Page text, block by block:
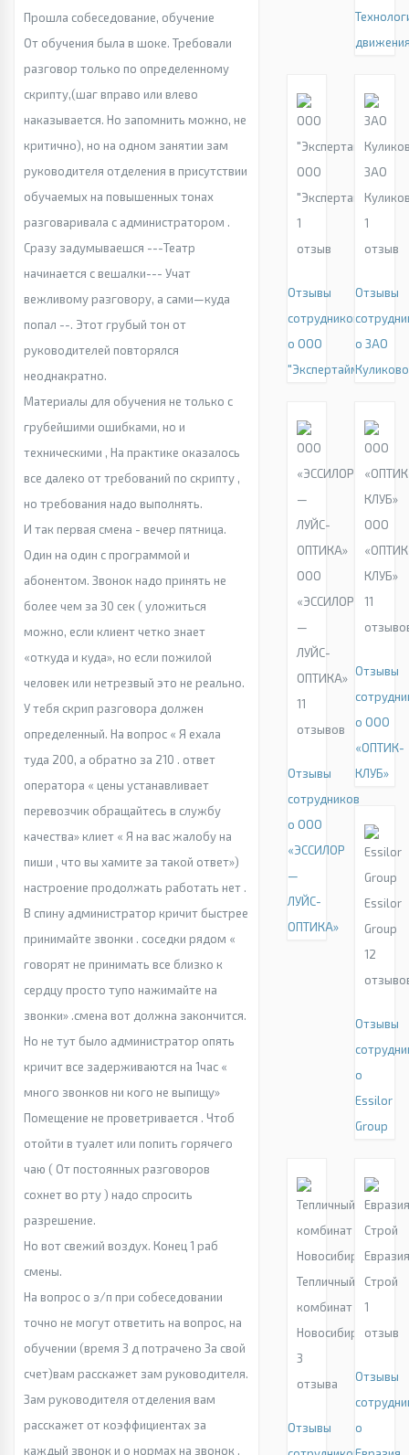
Прошла собеседование, обучение
От обучения была в шоке. Требовали
разговор только по определенному
скрипту,(шаг вправо или влево
наказывается. Но запомнить можно, не
критично), но на одном занятии зам
руководителя отделения в присутствии
обучаемых на повышенных тонах
разговаривала с администратором .
Сразу задумываешся ---Театр
начинается с вешалки--- Учат
вежливому разговору, а сами—куда
попал --. Этот грубый тон от
руководителей повторялся
неоднакратно.
Материалы для обучения не только с
грубейшими ошибками, но и
техническими , На практике оказалось
все далеко от требований по скрипту ,
но требования надо выполнять.
И так первая смена - вечер пятница.
Один на один с программой и
абонентом. Звонок надо принять не
более чем за 30 сек ( уложиться
можно, если клиент четко знает
«откуда и куда», но если пожилой
человек или нетрезвый это не реально.
У тебя скрип разговора должен
определенный. На вопрос « Я ехала
туда 200, а обратно за 210 . ответ
оператора « цены устанавливает
перевозчик обращайтесь в службу
качества» клиет « Я на вас жалобу на
пиши , что вы хамите за такой ответ»)
настроение продолжать работать нет .
В спину администратор кричит быстрее
принимайте звонки . соседки рядом «
говорят не принимать все близко к
сердцу просто тупо нажимайте на
звонки» .смена вот должна закончится.
Но не тут было администратор опять
кричит все задерживаются на 1час «
много звонков ни кого не выпищу»
Помещение не проветривается . Чтоб
отойти в туалет или попить горячего
чаю ( От постоянных разговоров
сохнет во рту ) надо спросить
разрешение.
Но вот свежий воздух. Конец 1 раб
смены.
На вопрос о з/п при собеседовании
точно не могут ответить на вопрос, на
обучении (время 3 д потрачено За свой
счет)вам расскажет зам руководителя.
Зам руководителя отделения вам
расскажет от коэффициентах за
каждый звонок и о нормах на звонок .
ООО
"Экспертайм"
1
отзыв
Отзывы
сотрудников
о ООО
"Экспертайм"
ЗАО
1
отзыв
Отзывы
о ЗАО
ООО
«ЭССИЛОР
—
ЛУЙС-
ОПТИКА»
11
отзывов
Отзывы
сотрудников
о ООО
«ЭССИЛОР
—
ЛУЙС-
ОПТИКА»
ООО
КЛУБ»
11
Отзывы
о ООО
«ОПТИК-
КЛУБ»
Essilor
Group
12
Отзывы
о
Essilor
Group
Тепличный
комбинат
Новосибирский
3
отзыва
Отзывы
Строй
1
отзыв
Отзывы
о